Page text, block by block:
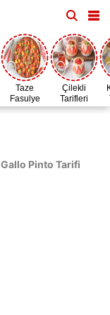
Taze
Fasulye
Zamanı
Çilekli
Tarifleri
Gallo Pinto Tarifi